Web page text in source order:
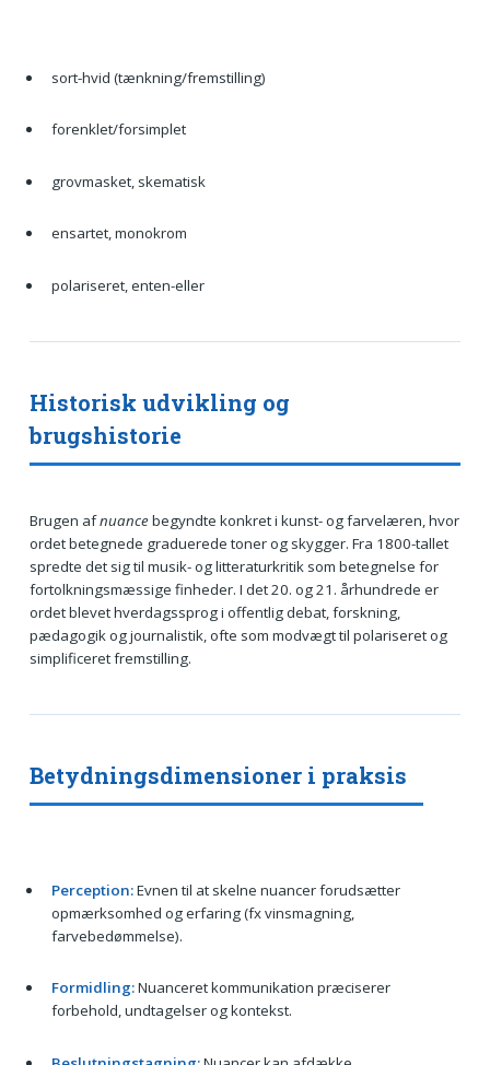
sort-hvid (tænkning/fremstilling)
forenklet/forsimplet
grovmasket, skematisk
ensartet, monokrom
polariseret, enten-eller
Historisk udvikling og
brugshistorie
Brugen afnuancebegyndte konkret i kunst- og farvelæren, hvor
ordet betegnede graduerede toner og skygger. Fra 1800-tallet
spredte det sig til musik- og litteraturkritik som betegnelse for
fortolkningsmæssige finheder. I det 20. og 21. århundrede er
ordet blevet hverdagssprog i offentlig debat, forskning,
pædagogik og journalistik, ofte som modvægt til polariseret og
simplificeret fremstilling.
Betydningsdimensioner i praksis
Perception:Evnen til at skelne nuancer forudsætter
opmærksomhed og erfaring (fx vinsmagning,
farvebedømmelse).
Formidling:Nuanceret kommunikation præciserer
forbehold, undtagelser og kontekst.